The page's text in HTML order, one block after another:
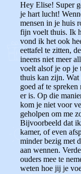
Hey Elise! Super
je hart lucht!
mensen in je huis
fijn voelt thuis. Ik
vond ik het ook
eettafel te zitten,
ineens niet meer
voelt alsof je op je
thuis kan zijn.
goed af te
er is. Op die
kom je niet voor
geholpen om me
Bijvoorbeeld dat
kamer, of even
minder bezig met
aan wennen.
ouders mee te
weten hoe jij je